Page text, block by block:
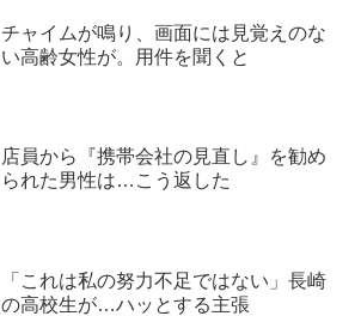
チャイムが鳴り、画面には見覚えのな
い高齢女性が。用件を聞くと
店員から『携帯会社の見直し』を勧め
られた男性は…こう返した
「これは私の努力不足ではない」長崎
の高校生が…ハッとする主張